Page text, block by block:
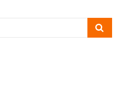
Ich
suche